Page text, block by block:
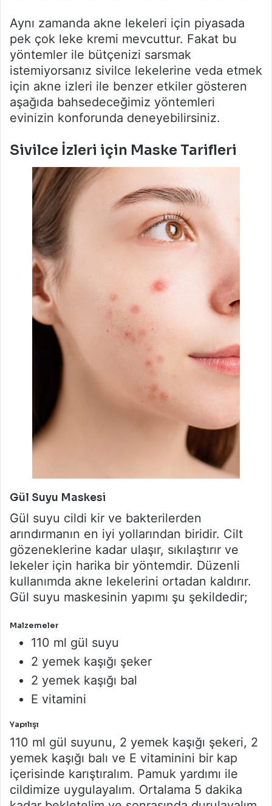
Aynı zamanda akne lekeleri için piyasada
pek çok leke kremi mevcuttur. Fakat bu
yöntemler ile bütçenizi sarsmak
istemiyorsanız sivilce lekelerine veda etmek
için akne izleri ile benzer etkiler gösteren
aşağıda bahsedeceğimiz yöntemleri
evinizin konforunda deneyebilirsiniz.
Sivilce İzleri için Maske Tarifleri
Gül Suyu Maskesi
Gül suyu cildi kir ve bakterilerden
arındırmanın en iyi yollarından biridir. Cilt
gözeneklerine kadar ulaşır, sıkılaştırır ve
lekeler için harika bir yöntemdir. Düzenli
kullanımda akne lekelerini ortadan kaldırır.
Gül suyu maskesinin yapımı şu şekildedir;
Malzemeler
110 ml gül suyu
2 yemek kaşığı şeker
2 yemek kaşığı bal
E vitamini
Yapılışı
110 ml gül suyunu, 2 yemek kaşığı şekeri, 2
yemek kaşığı balı ve E vitaminini bir kap
içerisinde karıştıralım. Pamuk yardımı ile
cildimize uygulayalım. Ortalama 5 dakika